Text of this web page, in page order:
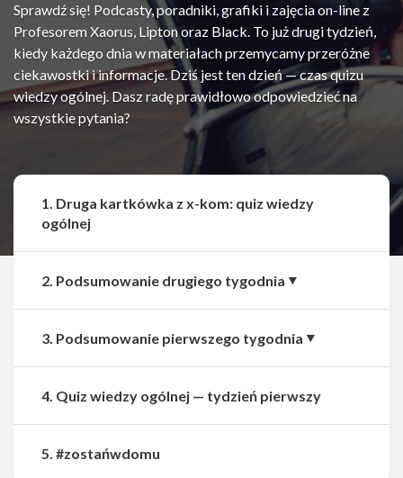
Sprawdź się! Podcasty, poradniki, grafiki i zajęcia on-line z
Profesorem Xaorus, Lipton oraz Black. To już drugi tydzień,
kiedy każdego dnia w materiałach przemycamy przeróżne
ciekawostki i informacje. Dziś jest ten dzień — czas quizu
wiedzy ogólnej. Dasz radę prawidłowo odpowiedzieć na
wszystkie pytania?
Udostępnij
1. Druga kartkówka z x-kom: quiz wiedzy
ogólnej
2. Podsumowanie drugiego tygodnia
3. Podsumowanie pierwszego tygodnia
4. Quiz wiedzy ogólnej — tydzień pierwszy
5. #zostańwdomu